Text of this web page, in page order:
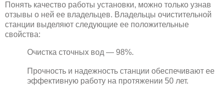
Понять качество работы установки, можно только узнав
отзывы о ней ее владельцев. Владельцы очистительной
станции выделяют следующие ее положительные
свойства:
Очистка сточных вод — 98%.
Прочность и надежность станции обеспечивают ее
эффективную работу на протяжении 50 лет.